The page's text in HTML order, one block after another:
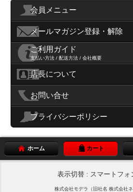
会員メニュー
メールマガジン登録・解除
ご利用ガイド
支払い方法 / 配送方法 / 会社概要
店長について
お問い合せ
プライバシーポリシー
ホーム カート
表示切替 : スマートフォ
株式会社モデラ（旧社名 株式会社ネ